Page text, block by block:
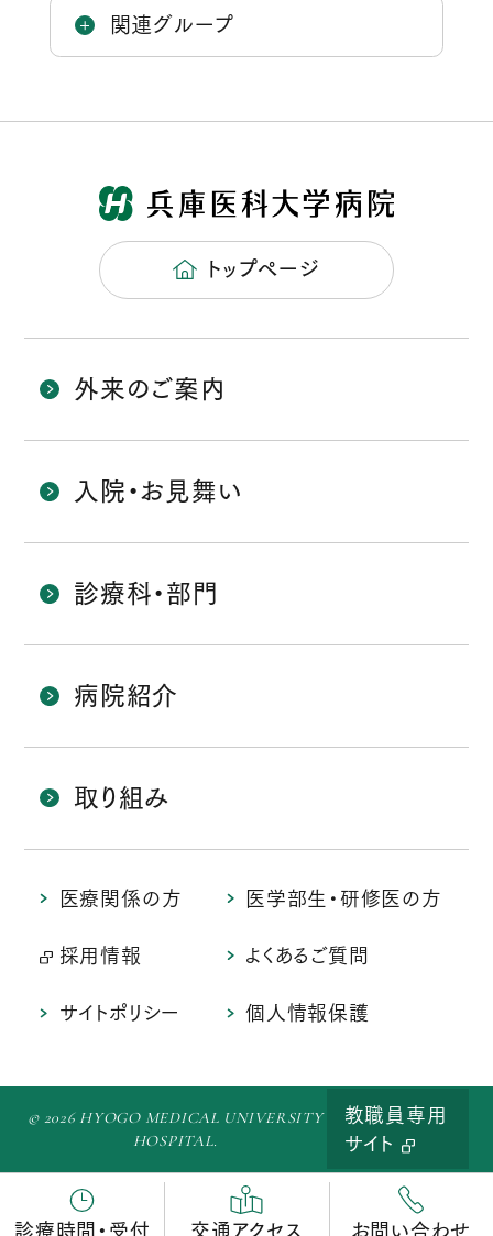
診療時間・受付 交通アクセス お問い合わせ
関連グループ
トップページ
外来のご案内
入院・お見舞い
診療科・部門
病院紹介
取り組み
医療関係の方 医学部生・研修医の方
採用情報 よくあるご質問
サイトポリシー 個人情報保護
© 2026 HYOGO MEDICAL UNIVERSITY
HOSPITAL.
教職員専用
サイト